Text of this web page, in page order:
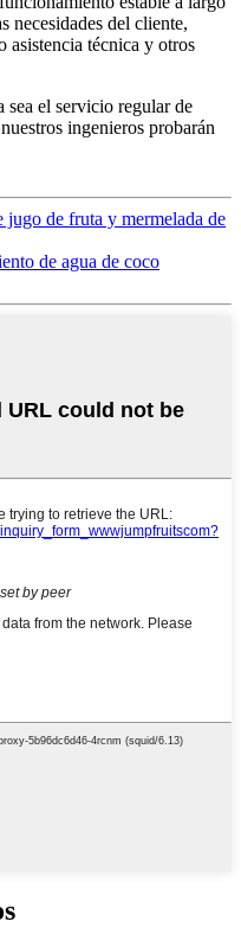
necesidades del cliente,
asistencia técnica y otros
el servicio regular de
ingenieros probarán
de fruta y mermelada de
de agua de coco